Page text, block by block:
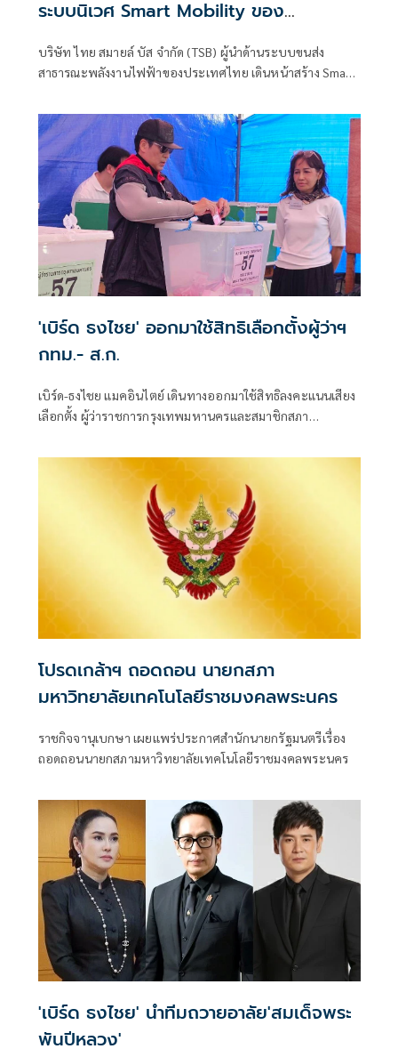
ระบบนิเวศ Smart Mobility ของ
บริษัท ไทย สมายล์ บัส จำกัด (TSB) ผู้นำด้านระบบขนส่ง
สาธารณะพลังงานไฟฟ้าของประเทศไทย เดินหน้าสร้าง Smart
'เบิร์ด ธงไชย' ออกมาใช้สิทธิเลือกตั้งผู้ว่าฯ
กทม.- ส.ก.
เบิร์ด-ธงไชย แมคอินไตย์ เดินทางออกมาใช้สิทธิลงคะแนนเสียง
เลือกตั้ง ผู้ว่าราชการกรุงเทพมหานครและสมาชิกสภา
เขตพระโขนง กรุงเทพฯ เต็นท์บริเวณชุมชนหมู่บ้านสุขใจ ซอย
วชิรธรรมสาธิต 43 โดยมีประชาชนที่ทยอยเดินทางออกมาใช้
สิทธิลงคะแนนเสียงเลือกตั้งกันอย่างต่อเนื่อง
โปรดเกล้าฯ ถอดถอน นายกสภา
มหาวิทยาลัยเทคโนโลยีราชมงคลพระนคร
ราชกิจจานุเบกษา เผยแพร่ประกาศสำนักนายกรัฐมนตรีเรื่อง
ถอดถอนนายกสภามหาวิทยาลัยเทคโนโลยีราชมงคลพระนคร
'เบิร์ด ธงไชย' นำทีมถวายอาลัย'สมเด็จพระ
พันปีหลวง'